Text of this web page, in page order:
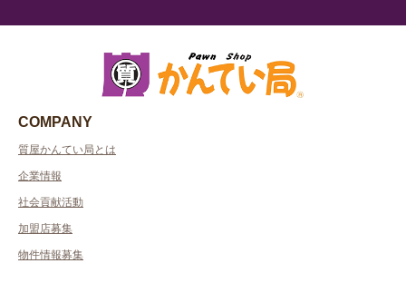
COMPANY
質屋かんてい局とは
企業情報
社会貢献活動
加盟店募集
物件情報募集